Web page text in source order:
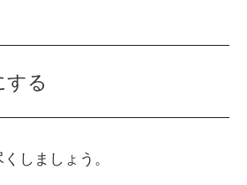
する
しましょう。